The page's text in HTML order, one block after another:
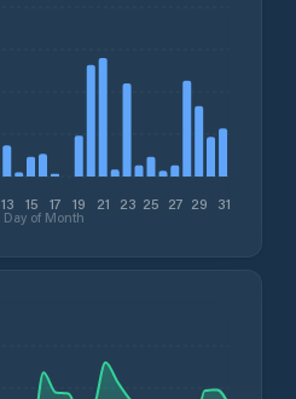
13 15 17 19 21 23 25 27 29 31
Day of Month